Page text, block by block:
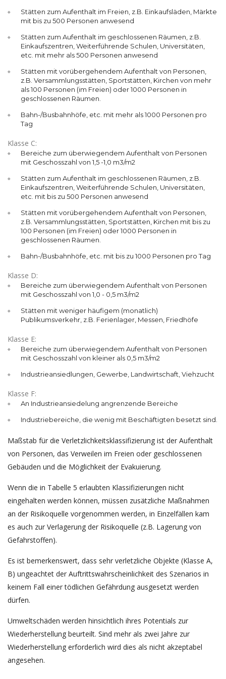
Stätten zum Aufenthalt im Freien, z.B. Einkaufsläden, Märkte
mit bis zu 500 Personen anwesend
Stätten zum Aufenthalt im geschlossenen Räumen, z.B.
Einkaufszentren, Weiterführende Schulen, Universitäten,
etc. mit mehr als 500 Personen anwesend
Stätten mit vorübergehendem Aufenthalt von Personen,
z.B. Versammlungsstätten, Sportstätten, Kirchen von mehr
als 100 Personen (im Freien) oder 1000 Personen in
geschlossenen Räumen.
Bahn-/Busbahnhöfe, etc. mit mehr als 1000 Personen pro
Tag
Klasse C:
Bereiche zum überwiegendem Aufenthalt von Personen
mit Geschosszahl von 1,5 -1,0 m3/m2
Stätten zum Aufenthalt im geschlossenen Räumen, z.B.
Einkaufszentren, Weiterführende Schulen, Universitäten,
etc. mit bis zu 500 Personen anwesend
Stätten mit vorübergehendem Aufenthalt von Personen,
z.B. Versammlungsstätten, Sportstätten, Kirchen mit bis zu
100 Personen (im Freien) oder 1000 Personen in
geschlossenen Räumen.
Bahn-/Busbahnhöfe, etc. mit bis zu 1000 Personen pro Tag
Klasse D:
Bereiche zum überwiegendem Aufenthalt von Personen
mit Geschosszahl von 1,0 - 0,5 m3/m2
Stätten mit weniger häufigem (monatlich)
Publikumsverkehr, z.B. Ferienlager, Messen, Friedhöfe
Klasse E:
Bereiche zum überwiegendem Aufenthalt von Personen
mit Geschosszahl von kleiner als 0,5 m3/m2
Industrieansiedlungen, Gewerbe, Landwirtschaft, Viehzucht
Klasse F:
An Industrieansiedelung angrenzende Bereiche
Industriebereiche, die wenig mit Beschäftigten besetzt sind.
Maßstab für die Verletzlichkeitsklassifizierung ist der Aufenthalt
von Personen, das Verweilen im Freien oder geschlossenen
Gebäuden und die Möglichkeit der Evakuierung.
Wenn die in Tabelle 5 erlaubten Klassifizierungen nicht
eingehalten werden können, müssen zusätzliche Maßnahmen
an der Risikoquelle vorgenommen werden, in Einzelfällen kam
es auch zur Verlagerung der Risikoquelle (z.B. Lagerung von
Gefahrstoffen).
Es ist bemerkenswert, dass sehr verletzliche Objekte (Klasse A,
B) ungeachtet der Auftrittswahrscheinlichkeit des Szenarios in
keinem Fall einer tödlichen Gefährdung ausgesetzt werden
dürfen.
Umweltschäden werden hinsichtlich ihres Potentials zur
Wiederherstellung beurteilt. Sind mehr als zwei Jahre zur
Wiederherstellung erforderlich wird dies als nicht akzeptabel
angesehen.